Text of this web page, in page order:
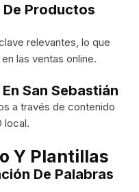
Productos
relevantes, lo que
las ventas online.
San Sebastián
a través de contenido
local.
Y Plantillas
De Palabras